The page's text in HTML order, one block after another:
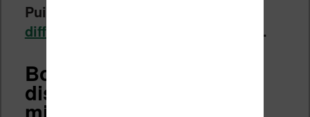
Puis,
difficultés
.
Bookeen Notéa bientôt
disponibles avec des